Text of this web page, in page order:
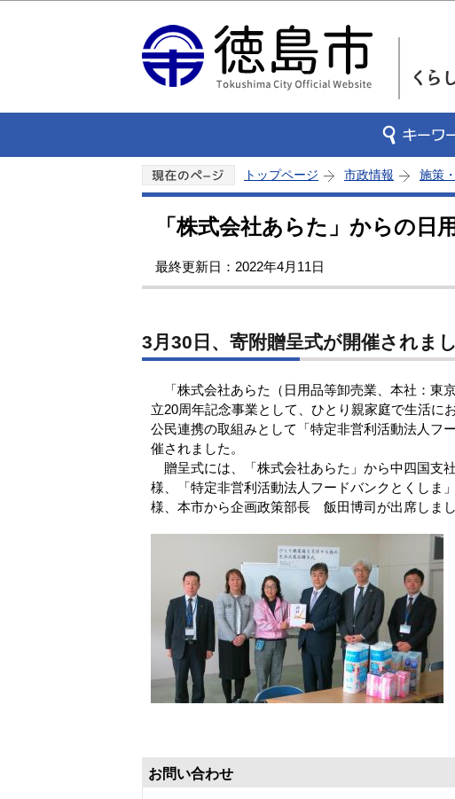
トップページ 市政情報 施策
「株式会社あらた」からの日
最終更新日：2022年4月11日
3月30日、寄附贈呈式が開催されま
「株式会社あらた（日用品等卸売業、本社：東
立20周年記念事業として、ひとり親家庭で生活に
公民連携の取組みとして「特定非営利活動法人フ
催されました。
贈呈式には、「株式会社あらた」から中四国
様、「特定非営利活動法人フードバンクとくし
様、本市から企画政策部長 飯田博司が出席しまし
お問い合わせ